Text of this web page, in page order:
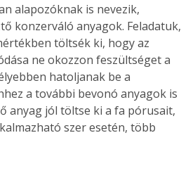
alapozóknak is nevezik,
konzerváló anyagok. Feladatuk,
töltsék ki, hogy az
ne okozzon feszültséget a
hatoljanak be a
a további bevonó anyagok is
anyag jól töltse ki a fa pórusait,
szer esetén, több